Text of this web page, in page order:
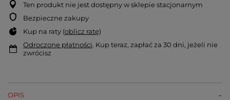
Ten produkt nie jest dostępny w sklepie stacjonarnym
Bezpieczne zakupy
Kup na raty (oblicz ratę)
Odroczone płatności. Kup teraz, zapłać za 30 dni, jeżeli nie
zwrócisz
OPIS